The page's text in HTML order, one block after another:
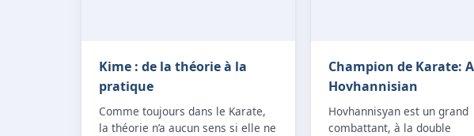
Kime : de la théorie à la
pratique
Comme toujours dans le Karate,
la théorie n’a aucun sens si elle ne
Champion de Karate:
Hovhannisian
Hovhannisyan est un grand
combattant, à la double